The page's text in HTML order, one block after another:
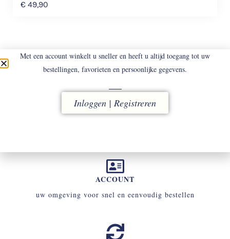
€ 49,90
vóór 16.00 uur besteld, direct verzonden
ACCOUNT
uw omgeving voor snel en eenvoudig bestellen
Met een account winkelt u sneller en heeft u altijd toegang tot uw
bestellingen, favorieten en persoonlijke gegevens.
Inloggen | Registreren